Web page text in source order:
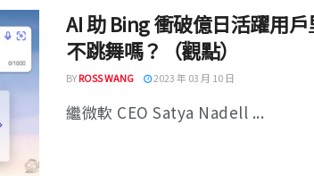
AI 助 Bing 衝破億日活躍用
不跳舞嗎？（觀點）
BYROSS WANG 2023 年 03 月 10 日
繼微軟 CEO Satya Nadell ...